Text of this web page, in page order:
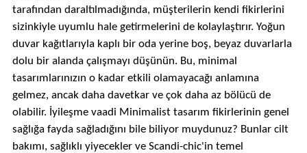
tarafından daraltılmadığında, müşterilerin kendi fikirlerini
sizinkiyle uyumlu hale getirmelerini de kolaylaştırır. Yoğun
duvar kağıtlarıyla kaplı bir oda yerine boş, beyaz duvarlarla
dolu bir alanda çalışmayı düşünün. Bu, minimal
tasarımlarınızın o kadar etkili olamayacağı anlamına
gelmez, ancak daha davetkar ve çok daha az bölücü de
olabilir. İyileşme vaadi Minimalist tasarım fikirlerinin genel
sağlığa fayda sağladığını bile biliyor muydunuz? Bunlar cilt
bakımı, sağlıklı yiyecekler ve Scandi-chic'in temel